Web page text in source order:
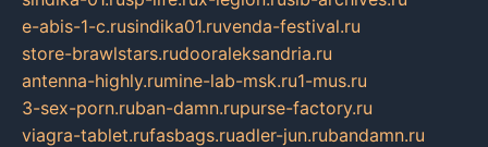
e-abis-1-c.rusindika01.ruvenda-festival.ru
store-brawlstars.rudooraleksandria.ru
antenna-highly.rumine-lab-msk.ru1-mus.ru
3-sex-porn.ruban-damn.rupurse-factory.ru
viagra-tablet.rufasbags.ruadler-jun.rubandamn.ru